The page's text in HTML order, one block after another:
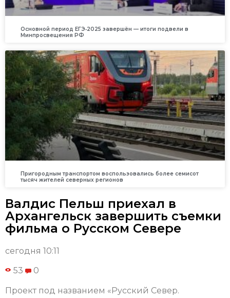
Основной период ЕГЭ‑2025 завершён — итоги подвели в
Минпросвещения РФ
Пригородным транспортом воспользовались более семисот
тысяч жителей северных регионов
Валдис Пельш приехал в
Архангельск завершить съемки
фильма о Русском Севере
сегодня 10:11
53 0
Проект под названием «Русский Север.